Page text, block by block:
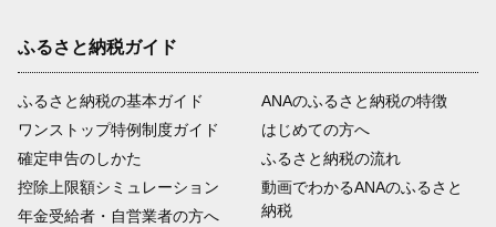
ふるさと納税ガイド
ふるさと納税の基本ガイド
ワンストップ特例制度ガイド
確定申告のしかた
控除上限額シミュレーション
年金受給者・自営業者の方へ
ANAのふるさと納税の特徴
はじめての方へ
ふるさと納税の流れ
動画でわかるANAのふるさと
納税